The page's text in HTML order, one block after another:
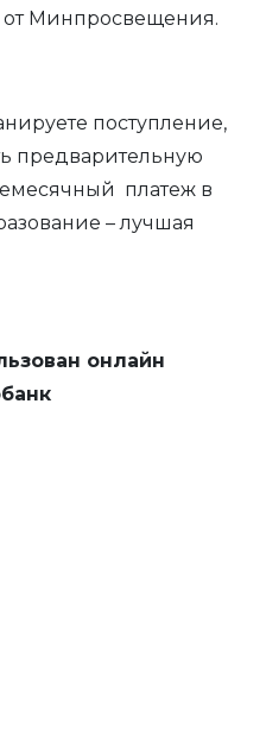
Минпросвещения.
поступление,
предварительную
платеж в
– лучшая
онлайн